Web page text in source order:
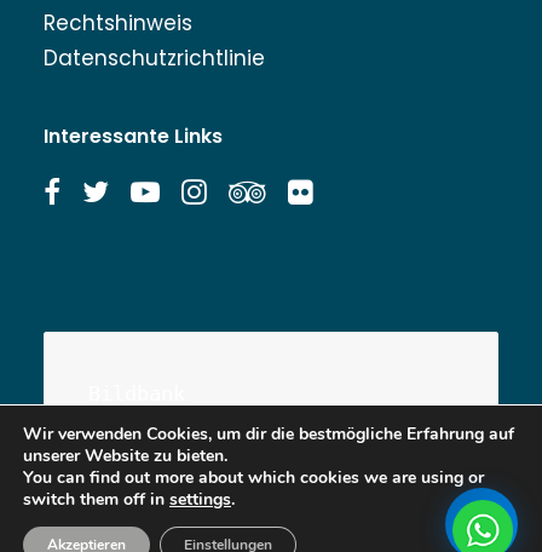
Rechtshinweis
Datenschutzrichtlinie
Interessante Links
Wir verwenden Cookies, um dir die bestmögliche Erfahrung auf
unserer Website zu bieten.
You can find out more about which cookies we are using or
switch them off in settings.
Akzeptieren Einstellungen